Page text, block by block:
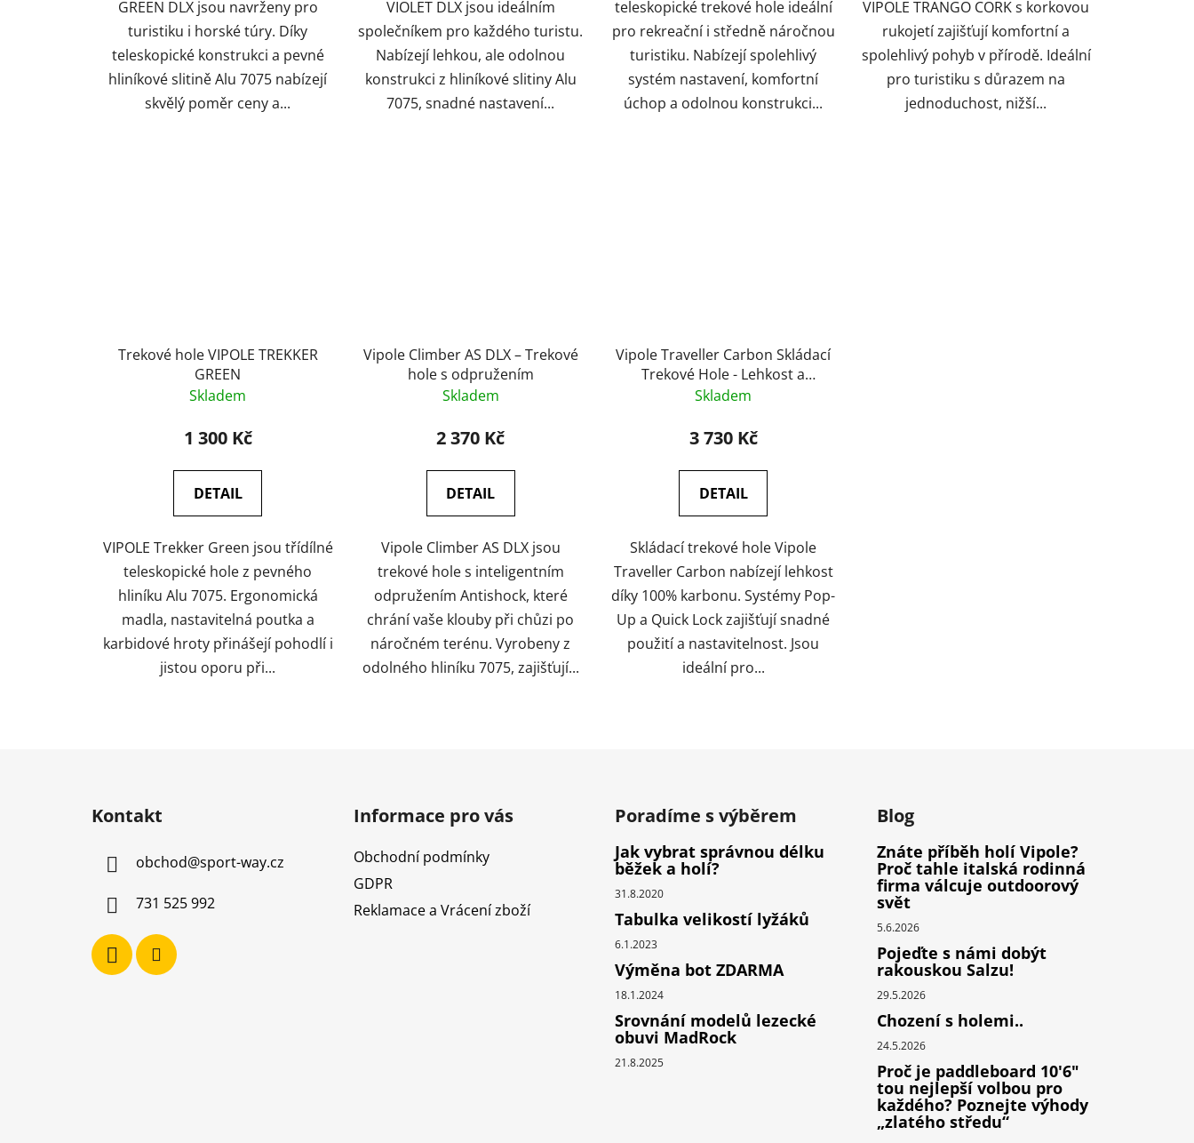
GREEN DLX jsou navrženy pro
turistiku i horské túry. Díky
teleskopické konstrukci a pevné
hliníkové slitině Alu 7075 nabízejí
skvělý poměr ceny a...
VIOLET DLX jsou ideálním
společníkem pro každého turistu.
Nabízejí lehkou, ale odolnou
konstrukci z hliníkové slitiny Alu
7075, snadné nastavení...
teleskopické trekové hole ideální
pro rekreační i středně náročnou
turistiku. Nabízejí spolehlivý
systém nastavení, komfortní
úchop a odolnou konstrukci...
VIPOLE TRANGO CORK s korkovou
rukojetí zajišťují komfortní a
spolehlivý pohyb v přírodě. Ideální
pro turistiku s důrazem na
jednoduchost, nižší...
Trekové hole VIPOLE TREKKER
GREEN
Skladem
1 300 Kč
DETAIL
VIPOLE Trekker Green jsou třídílné
teleskopické hole z pevného
hliníku Alu 7075. Ergonomická
madla, nastavitelná poutka a
karbidové hroty přinášejí pohodlí i
jistou oporu při...
Vipole Climber AS DLX – Trekové
hole s odpružením
Skladem
2 370 Kč
DETAIL
Vipole Climber AS DLX jsou
trekové hole s inteligentním
odpružením Antishock, které
chrání vaše klouby při chůzi po
náročném terénu. Vyrobeny z
odolného hliníku 7075, zajišťují...
Vipole Traveller Carbon Skládací
Trekové Hole - Lehkost a
Přenosnost
Skladem
3 730 Kč
DETAIL
Skládací trekové hole Vipole
Traveller Carbon nabízejí lehkost
díky 100% karbonu. Systémy Pop-
Up a Quick Lock zajišťují snadné
použití a nastavitelnost. Jsou
ideální pro...
Kontakt
obchod@sport-way.cz
731 525 992
Informace pro vás
Obchodní podmínky
GDPR
Reklamace a Vrácení zboží
Poradíme s výběrem
Jak vybrat správnou délku
běžek a holí?
31.8.2020
Tabulka velikostí lyžáků
6.1.2023
Výměna bot ZDARMA
18.1.2024
Srovnání modelů lezecké
obuvi MadRock
21.8.2025
Blog
Znáte příběh holí Vipole?
Proč tahle italská rodinná
firma válcuje outdoorový
svět
5.6.2026
Pojeďte s námi dobýt
rakouskou Salzu!
29.5.2026
Chození s holemi..
24.5.2026
Proč je paddleboard 10'6"
tou nejlepší volbou pro
každého? Poznejte výhody
„zlatého středu“